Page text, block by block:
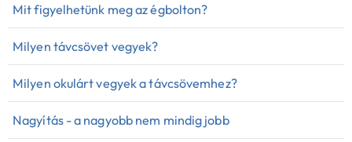
Mit figyelhetünk meg az égbolton?
Milyen távcsövet vegyek?
Milyen okulárt vegyek a távcsövemhez?
Nagyítás - a nagyobb nem mindig jobb